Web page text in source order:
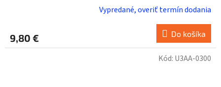
Vypredané, overiť termín dodania
9,80 € Do košíka
Kód: U3AA-0300